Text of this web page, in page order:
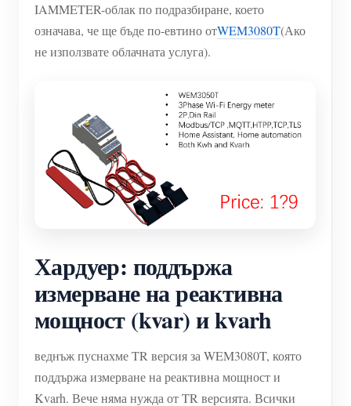
IAMMETER-облак по подразбиране, което
означава, че ще бъде по-евтино отWEM3080T(Ако
не използвате облачната услуга).
Хардуер: поддържа
измерване на реактивна
мощност (kvar) и kvarh
веднъж пуснахме TR версия за WEM3080T, която
поддържа измерване на реактивна мощност и
Kvarh. Вече няма нужда от TR версията. Всички